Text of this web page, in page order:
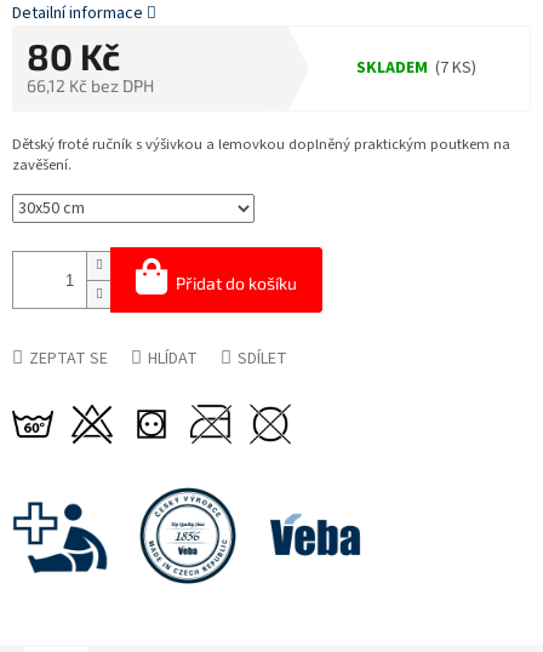
80 Kč
66,12 Kč bez DPH
cena:
SKLADEM (7 KS)
Přidat do košíku
Dětský froté ručník s výšivkou a lemovkou doplněný praktickým poutkem na
zavěšení.
Detailní informace
ZEPTAT SE HLÍDAT SDÍLET